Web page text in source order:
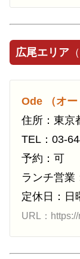
広尾エリア
Ode （オー
住所：東京
TEL：03-
予約：可
ランチ営業
定休日：日
URL：